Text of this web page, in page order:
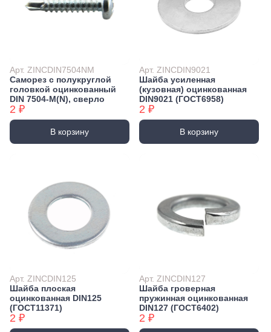
Арт. ZINCDIN7504NM
Саморез с полукруглой
головкой оцинкованный
DIN 7504-М(N), сверло
2 ₽
В корзину
Арт. ZINCDIN9021
Шайба усиленная
(кузовная) оцинкованная
DIN9021 (ГОСТ6958)
2 ₽
В корзину
Арт. ZINCDIN125
Шайба плоская
оцинкованная DIN125
(ГОСТ11371)
2 ₽
Арт. ZINCDIN127
Шайба гроверная
пружинная оцинкованная
DIN127 (ГОСТ6402)
2 ₽